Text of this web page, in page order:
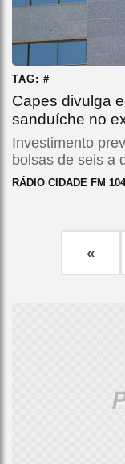
TAG: #
Capes divulga
sanduíche no
Investimento
bolsas de seis a
RÁDIO CIDADE FM
«